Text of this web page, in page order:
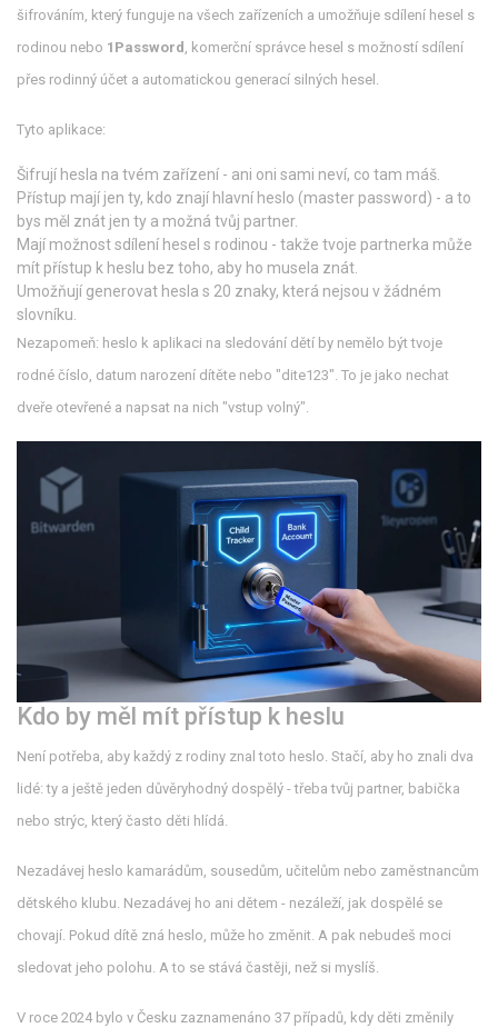
šifrováním, který funguje na všech zařízeních a umožňuje sdílení hesel s
rodinou nebo 1Password , komerční správce hesel s možností sdílení
přes rodinný účet a automatickou generací silných hesel .
Tyto aplikace:
Šifrují hesla na tvém zařízení - ani oni sami neví, co tam máš.
Přístup mají jen ty, kdo znají hlavní heslo (master password) - a to
bys měl znát jen ty a možná tvůj partner.
Mají možnost sdílení hesel s rodinou - takže tvoje partnerka může
mít přístup k heslu bez toho, aby ho musela znát.
Umožňují generovat hesla s 20 znaky, která nejsou v žádném
slovníku.
Nezapomeň: heslo k aplikaci na sledování dětí by nemělo být tvoje
rodné číslo, datum narození dítěte nebo "dite123". To je jako nechat
dveře otevřené a napsat na nich "vstup volný".
Kdo by měl mít přístup k heslu
Není potřeba, aby každý z rodiny znal toto heslo. Stačí, aby ho znali dva
lidé: ty a ještě jeden důvěryhodný dospělý - třeba tvůj partner, babička
nebo strýc, který často děti hlídá.
Nezadávej heslo kamarádům, sousedům, učitelům nebo zaměstnancům
dětského klubu. Nezadávej ho ani dětem - nezáleží, jak dospělé se
chovají. Pokud dítě zná heslo, může ho změnit. A pak nebudeš moci
sledovat jeho polohu. A to se stává častěji, než si myslíš.
V roce 2024 bylo v Česku zaznamenáno 37 případů, kdy děti změnily